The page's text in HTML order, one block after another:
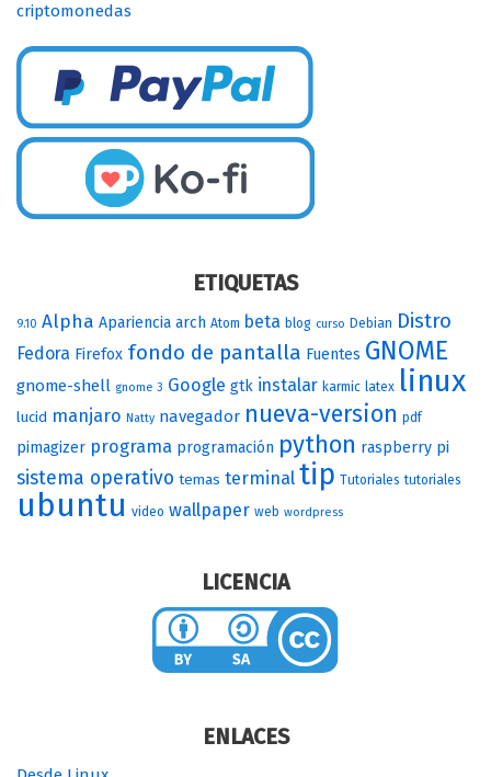
criptomonedas
ETIQUETAS
9.10 Alpha Apariencia arch Atom beta blog curso Debian Distro
Fedora Firefox fondo de pantalla Fuentes GNOME
gnome-shell gnome 3 Google gtk instalar karmic latex linux
lucid manjaro Natty navegador nueva-version pdf
pimagizer programa programación python raspberry pi
sistema operativo temas terminal tip Tutoriales tutoriales
ubuntu video wallpaper web wordpress
LICENCIA
ENLACES